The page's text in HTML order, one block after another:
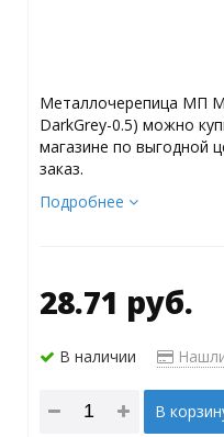
Металлочерепица МП
DarkGrey-0.5) можно
магазине по выгодной
заказ.
Подробнее
28.71 руб.
В наличии
В